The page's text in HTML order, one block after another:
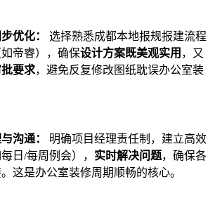
优化：
选择熟悉成都本地报规报建流程
帝睿），确保设计方案既美观实用 ，又
要求，避免反复修改图纸耽误办公室装
沟通： 明确项目经理责任制，建立高效
日/每周例会）， 实时解决问题，确保各
这是办公室装修周期顺畅的核心。